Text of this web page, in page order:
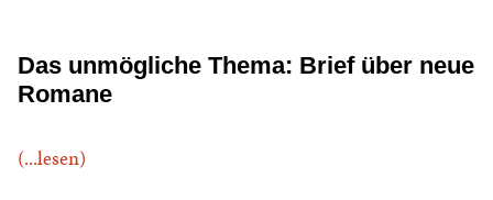
Das unmögliche Thema: Brief über neue
Romane
(...lesen)